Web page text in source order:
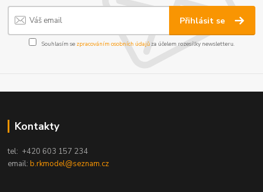
Přihlásit se
Souhlasím se zpracováním osobních údajůza účelem rozesílky newsletteru.
Kontakty
tel: +420 603 157 234
email:b.rkmodel@seznam.cz